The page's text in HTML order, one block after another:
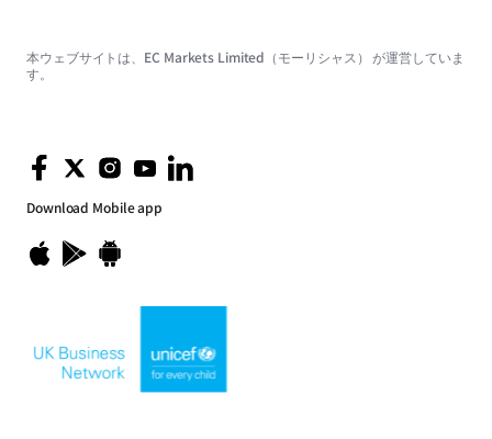
Download Mobile app
本ウェブサイトは、EC Markets Limited（モーリシャス） が運営していま
す。